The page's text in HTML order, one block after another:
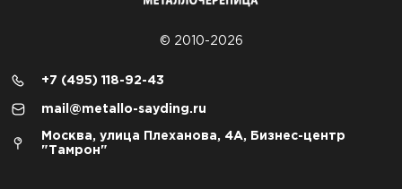
© 2010-2026
+7 (495) 118-92-43
mail@metallo-sayding.ru
Москва, улица Плеханова, 4А, Бизнес-центр
"Тамрон"